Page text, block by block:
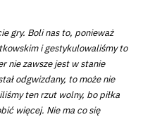
gry. Boli nas to, ponieważ
i gestykulowaliśmy to
nie zawsze jest w stanie
odgwizdany, to może nie
ten rzut wolny, bo piłka
więcej. Nie ma co się